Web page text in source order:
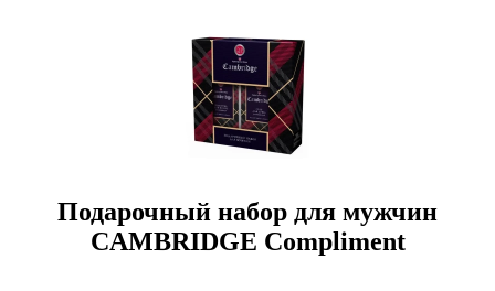
Подарочный набор для мужчин
CAMBRIDGE Compliment